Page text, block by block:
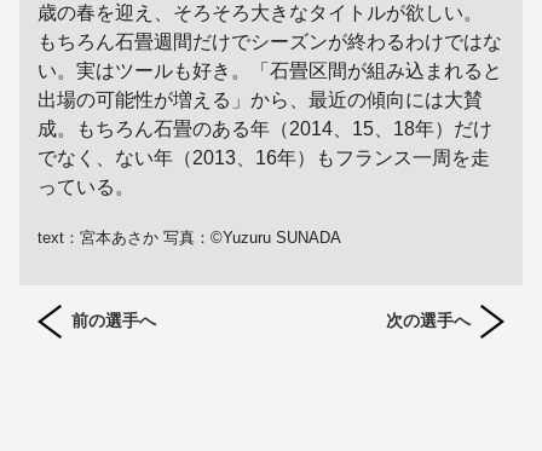
歳の春を迎え、そろそろ大きなタイトルが欲しい。
もちろん石畳週間だけでシーズンが終わるわけではな
い。実はツールも好き。「石畳区間が組み込まれると
出場の可能性が増える」から、最近の傾向には大賛
成。もちろん石畳のある年（2014、15、18年）だけ
でなく、ない年（2013、16年）もフランス一周を走
っている。
text：宮本あさか 写真：©Yuzuru SUNADA
前の選手へ 次の選手へ